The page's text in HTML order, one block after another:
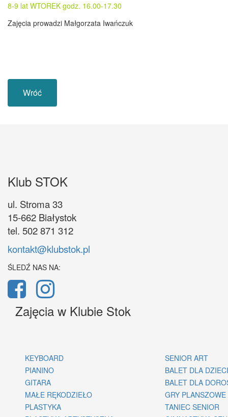
8-9 lat WTOREK godz. 16.00-17.30
Zajęcia prowadzi Małgorzata Iwańczuk
Wróć
Klub STOK
ul. Stroma 33
15-662 Białystok
tel. 502 871 312
kontakt@klubstok.pl
ŚLEDŹ NAS NA:
Zajęcia w Klubie Stok
KEYBOARD
SENIOR ART
PIANINO
BALET DLA DZIECI
GITARA
BALET DLA
MAŁE RĘKODZIEŁO
GRY PLANSZOWE
PLASTYKA
TANIEC SENIOR